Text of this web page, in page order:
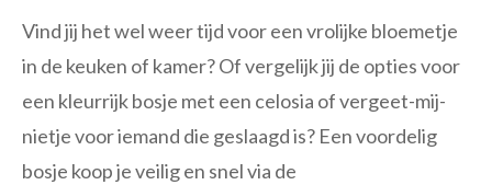
Vind jij het wel weer tijd voor een vrolijke bloemetje
in de keuken of kamer? Of vergelijk jij de opties voor
een kleurrijk bosje met een celosia of vergeet-mij-
nietje voor iemand die geslaagd is? Een voordelig
bosje koop je veilig en snel via de